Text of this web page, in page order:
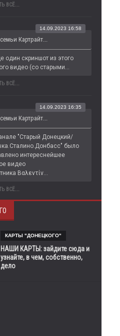
ВСЁ...
Картрайт...
14.09.2023 16:58
один скриншот из этого
видео (со старыми...
ВСЁ...
Картрайт...
14.09.2023 16:35
"Старый Донецкий/
было
интереснейшее
видео
Βαλεντίν...
ВСЁ...
КАРТЫ "ДОНЕЦКОГО"
НАШИ КАРТЫ: зайдите сюда и
узнайте, в чем, собственно,
дело